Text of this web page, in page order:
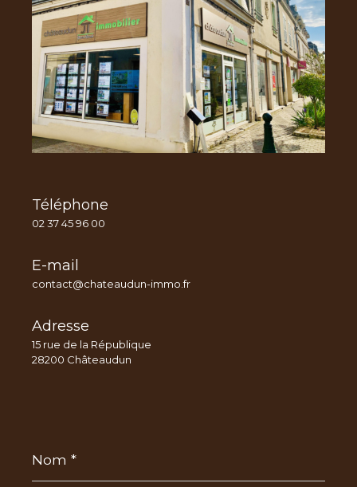
Téléphone
02 37 45 96 00
E-mail
contact@chateaudun-immo.fr
Adresse
15 rue de la République
28200 Châteaudun
*